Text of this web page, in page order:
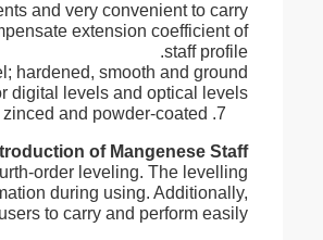
and very convenient to carry.
extension coefficient of
staff profile.
hardened, smooth and ground.
digital levels and optical levels
of Mangenese Staff:
order leveling. The levelling
during using. Additionally,
to carry and perform easily.